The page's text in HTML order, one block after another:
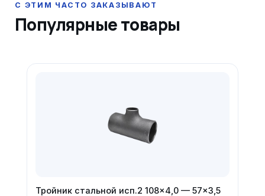
Популярные товары
Тройник стальной исп.2 108×4,0 — 57×3,5